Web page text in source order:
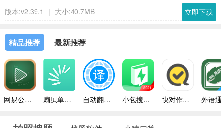
版本:v2.39.1
| 大小:40.7MB 立即下载
精品推荐 最新推荐
网易公开课手机版 扇贝单词免费版 自动翻译器手机版 小包搜题2024安卓版 快对作业带答案